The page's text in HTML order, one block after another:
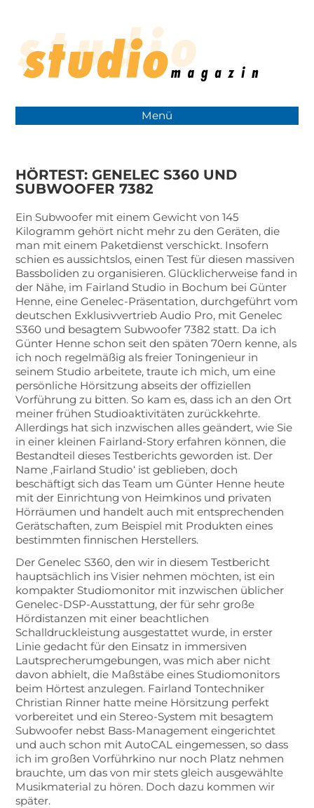
Menü
HÖRTEST: GENELEC S360 UND
SUBWOOFER 7382
Ein Subwoofer mit einem Gewicht von 145
Kilogramm gehört nicht mehr zu den Geräten, die
man mit einem Paketdienst verschickt. Insofern
schien es aussichtslos, einen Test für diesen massiven
Bassboliden zu organisieren. Glücklicherweise fand in
der Nähe, im Fairland Studio in Bochum bei Günter
Henne, eine Genelec-Präsentation, durchgeführt vom
deutschen Exklusivvertrieb Audio Pro, mit Genelec
S360 und besagtem Subwoofer 7382 statt. Da ich
Günter Henne schon seit den späten 70ern kenne, als
ich noch regelmäßig als freier Toningenieur in
seinem Studio arbeitete, traute ich mich, um eine
persönliche Hörsitzung abseits der offiziellen
Vorführung zu bitten. So kam es, dass ich an den Ort
meiner frühen Studioaktivitäten zurückkehrte.
Allerdings hat sich inzwischen alles geändert, wie Sie
in einer kleinen Fairland-Story erfahren können, die
Bestandteil dieses Testberichts geworden ist. Der
Name ‚Fairland Studio‘ ist geblieben, doch
beschäftigt sich das Team um Günter Henne heute
mit der Einrichtung von Heimkinos und privaten
Hörräumen und handelt auch mit entsprechenden
Gerätschaften, zum Beispiel mit Produkten eines
bestimmten finnischen Herstellers.
Der Genelec S360, den wir in diesem Testbericht
hauptsächlich ins Visier nehmen möchten, ist ein
kompakter Studiomonitor mit inzwischen üblicher
Genelec-DSP-Ausstattung, der für sehr große
Hördistanzen mit einer beachtlichen
Schalldruckleistung ausgestattet wurde, in erster
Linie gedacht für den Einsatz in immersiven
Lautsprecherumgebungen, was mich aber nicht
davon abhielt, die Maßstäbe eines Studiomonitors
beim Hörtest anzulegen. Fairland Tontechniker
Christian Rinner hatte meine Hörsitzung perfekt
vorbereitet und ein Stereo-System mit besagtem
Subwoofer nebst Bass-Management eingerichtet
und auch schon mit AutoCAL eingemessen, so dass
ich im großen Vorführkino nur noch Platz nehmen
brauchte, um das von mir stets gleich ausgewählte
Musikmaterial zu hören. Doch dazu kommen wir
später.